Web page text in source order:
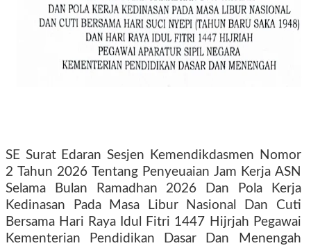
SE Surat Edaran Sesjen Kemendikdasmen Nomor
2 Tahun 2026 Tentang Penyeuaian Jam Kerja ASN
Selama Bulan Ramadhan 2026 Dan Pola Kerja
Kedinasan Pada Masa Libur Nasional Dan Cuti
Bersama Hari Raya Idul Fitri 1447 Hijrjah Pegawai
Kementerian Pendidikan Dasar Dan Menengah